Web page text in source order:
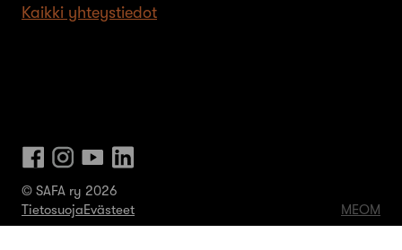
Kaikki yhteystiedot
© SAFA ry 2026
TietosuojaEvästeet MEOM